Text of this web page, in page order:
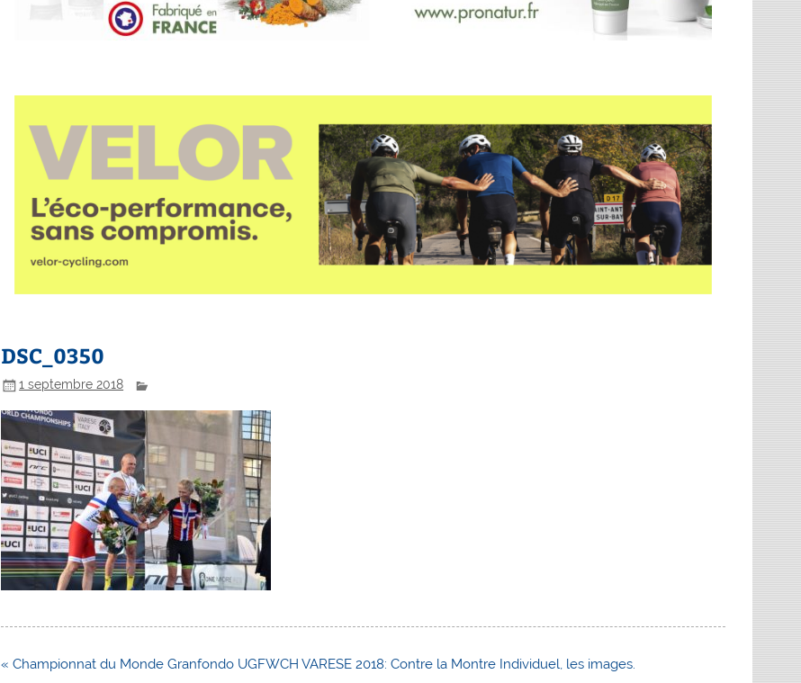
DSC_0350
1 septembre 2018
Navigation
« Championnat du Monde Granfondo UGFWCH VARESE 2018: Contre la Montre Individuel, les images.